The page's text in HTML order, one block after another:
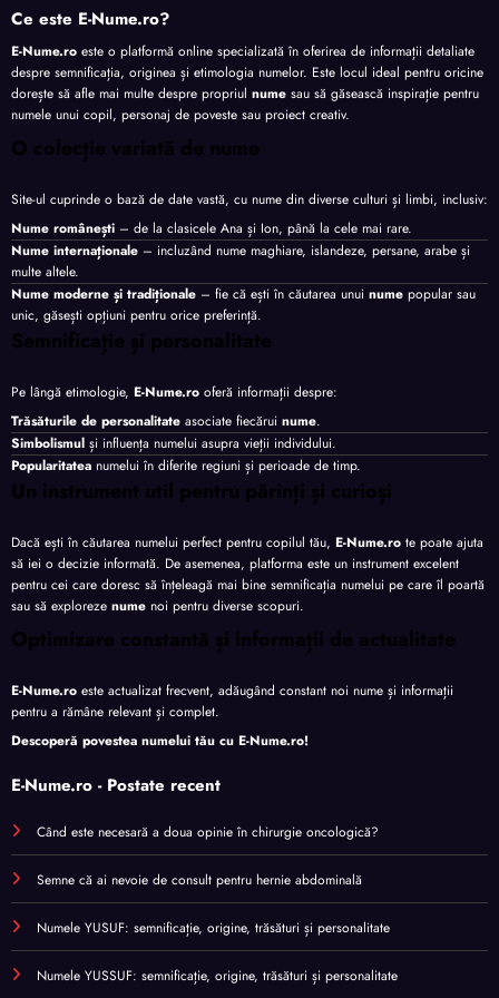
Ce este E-Nume.ro?
E-Nume.ro este o platformă online specializată în oferirea de informații detaliate
despre semnificația, originea și etimologia numelor. Este locul ideal pentru oricine
dorește să afle mai multe despre propriul nume sau să găsească inspirație pentru
numele unui copil, personaj de poveste sau proiect creativ.
O colecție variată de nume
Site-ul cuprinde o bază de date vastă, cu nume din diverse culturi și limbi, inclusiv:
Nume românești – de la clasicele Ana și Ion, până la cele mai rare.
Nume internaționale – incluzând nume maghiare, islandeze, persane, arabe și
multe altele.
Nume moderne și tradiționale – fie că ești în căutarea unui nume popular sau
unic, găsești opțiuni pentru orice preferință.
Semnificație și personalitate
Pe lângă etimologie, E-Nume.ro oferă informații despre:
Trăsăturile de personalitate asociate fiecărui nume.
Simbolismul și influența numelui asupra vieții individului.
Popularitatea numelui în diferite regiuni și perioade de timp.
Un instrument util pentru părinți și curioși
Dacă ești în căutarea numelui perfect pentru copilul tău, E-Nume.ro te poate ajuta
să iei o decizie informată. De asemenea, platforma este un instrument excelent
pentru cei care doresc să înțeleagă mai bine semnificația numelui pe care îl poartă
sau să exploreze nume noi pentru diverse scopuri.
Optimizare constantă și informații de actualitate
E-Nume.ro este actualizat frecvent, adăugând constant noi nume și informații
pentru a rămâne relevant și complet.
Descoperă povestea numelui tău cu E-Nume.ro!
E-Nume.ro - Postate recent
Când este necesară a doua opinie în chirurgie oncologică?
Semne că ai nevoie de consult pentru hernie abdominală
Numele YUSUF: semnificație, origine, trăsături și personalitate
Numele YUSSUF: semnificație, origine, trăsături și personalitate